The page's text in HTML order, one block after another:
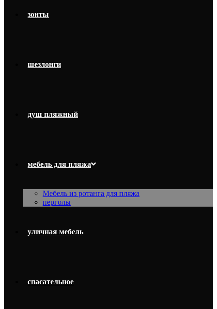
зонты
шезлонги
душ пляжный
мебель для пляжа
Мебель из ротанга для пляжа
перголы
уличная мебель
спасательное